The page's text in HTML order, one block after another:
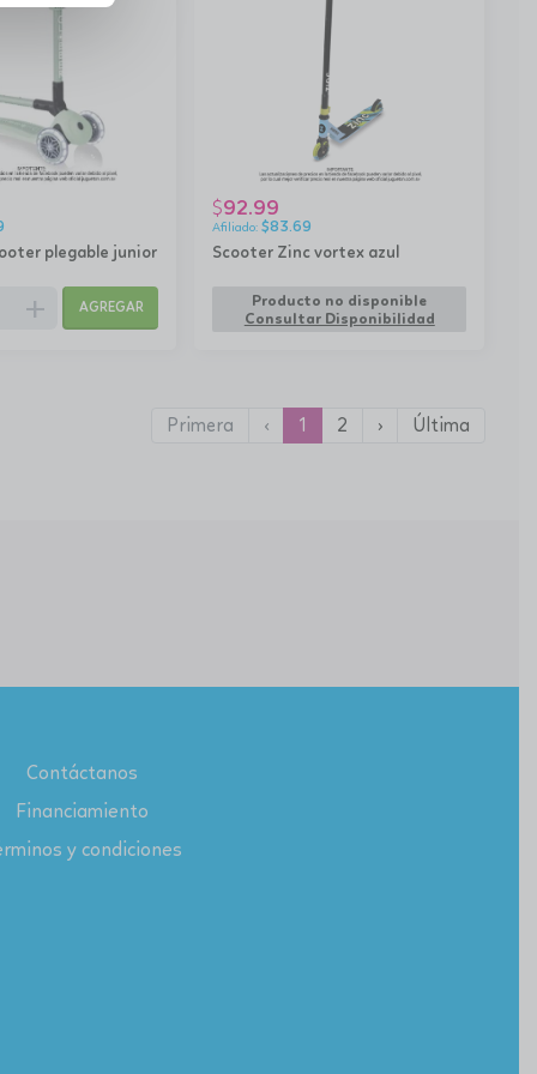
plegable junior
add AGREGAR
Scooter Zinc vortex azul
$92.99
$83.69
Producto no disponible
Consultar Disponibilidad
Primera ‹ 1 2 › Última
Contáctanos
Financiamiento
y condiciones